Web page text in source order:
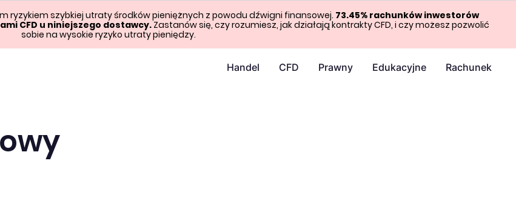
Handel CFD Prawny Edukacyjne Rachunek
ryzykiem szybkiej utraty środków pieniężnych z powodu dźwigni finansowej. 73.45% rachunków inwestorów
CFD u niniejszego dostawcy.Zastanów się, czy rozumiesz, jak działają kontrakty CFD, i czy możesz pozwolić
sobie na wysokie ryzyko utraty pieniędzy.